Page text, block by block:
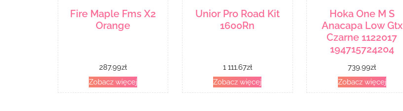
Fire Maple Fms X2
Orange
287.99zł
Zobacz więcej
Unior Pro Road Kit
1600Rn
1 111.67zł
Zobacz więcej
Hoka One M S
Anacapa Low Gtx
Czarne 1122017
194715724204
739.99zł
Zobacz więcej